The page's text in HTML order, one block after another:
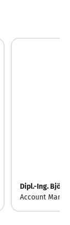
Dipl.-Ing. Björn
Account